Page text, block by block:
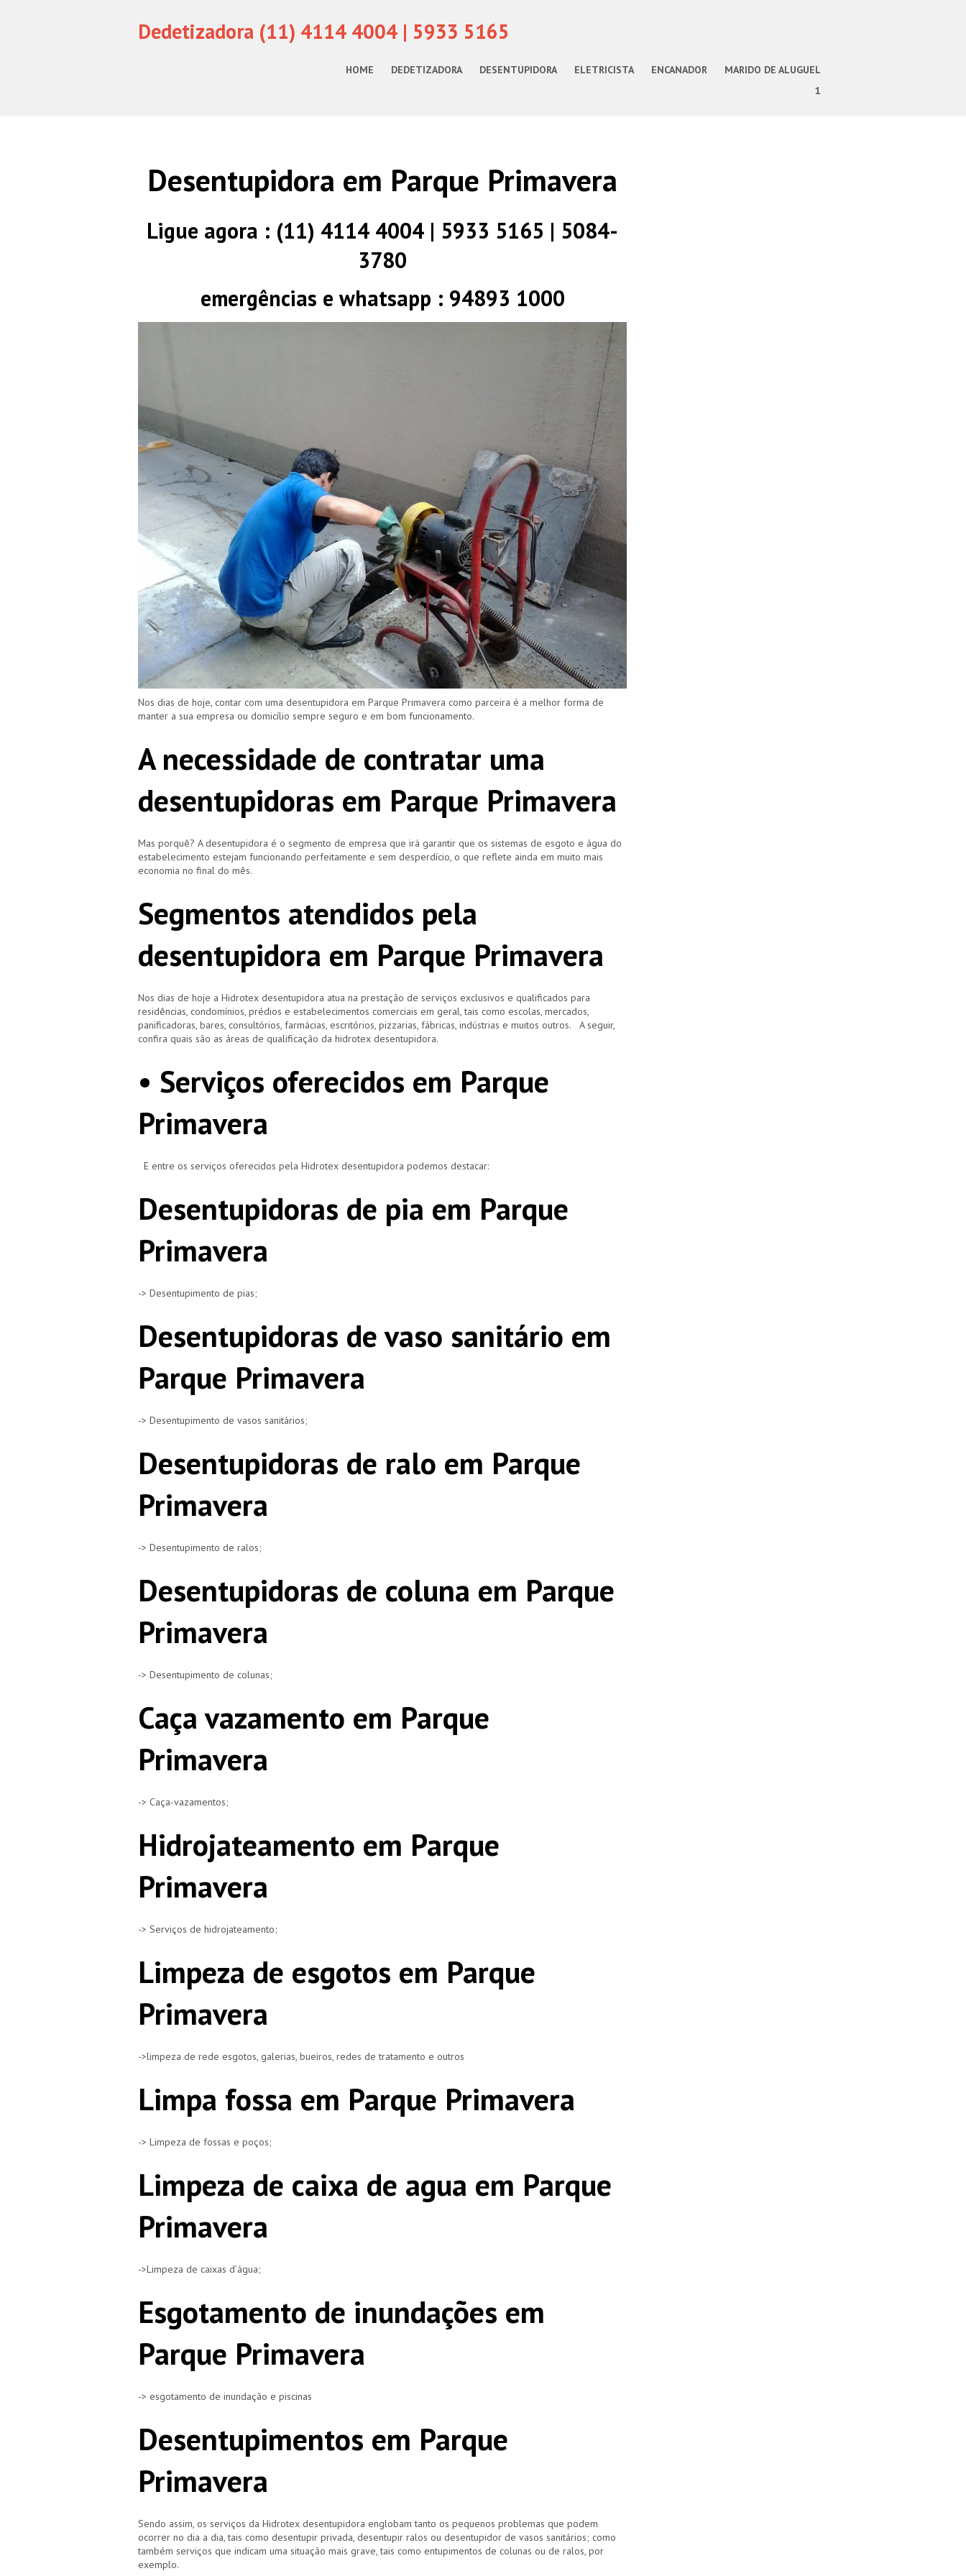
Dedetizadora (11) 4114 4004 | 5933 5165
HOME DEDETIZADORA DESENTUPIDORA ELETRICISTA ENCANADOR
MARIDO DE ALUGUEL
1
Desentupidora em Parque Primavera
Ligue agora : (11) 4114 4004 | 5933 5165 | 5084-
3780
emergências e whatsapp : 94893 1000
Nos dias de hoje, contar com uma desentupidora em Parque Primavera como parceira é a melhor forma de
manter a sua empresa ou domicílio sempre seguro e em bom funcionamento.
A necessidade de contratar uma
desentupidoras em Parque Primavera
Mas porquê? A desentupidora é o segmento de empresa que irá garantir que os sistemas de esgoto e água do
estabelecimento estejam funcionando perfeitamente e sem desperdício, o que reflete ainda em muito mais
economia no final do mês.
Segmentos atendidos pela
desentupidora em Parque Primavera
Nos dias de hoje a Hidrotex desentupidora atua na prestação de serviços exclusivos e qualificados para
residências, condomínios, prédios e estabelecimentos comerciais em geral, tais como escolas, mercados,
panificadoras, bares, consultórios, farmácias, escritórios, pizzarias, fábricas, indústrias e muitos outros. A seguir,
confira quais são as áreas de qualificação da hidrotex desentupidora.
• Serviços oferecidos em Parque
Primavera
E entre os serviços oferecidos pela Hidrotex desentupidora podemos destacar:
Desentupidoras de pia em Parque
Primavera
-> Desentupimento de pias;
Desentupidoras de vaso sanitário em
Parque Primavera
-> Desentupimento de vasos sanitários;
Desentupidoras de ralo em Parque
Primavera
-> Desentupimento de ralos;
Desentupidoras de coluna em Parque
Primavera
-> Desentupimento de colunas;
Caça vazamento em Parque
Primavera
-> Caça-vazamentos;
Hidrojateamento em Parque
Primavera
-> Serviços de hidrojateamento;
Limpeza de esgotos em Parque
Primavera
->limpeza de rede esgotos, galerias, bueiros, redes de tratamento e outros
Limpa fossa em Parque Primavera
-> Limpeza de fossas e poços;
Limpeza de caixa de agua em Parque
Primavera
->Limpeza de caixas d’água;
Esgotamento de inundações em
Parque Primavera
-> esgotamento de inundação e piscinas
Desentupimentos em Parque
Primavera
Sendo assim, os serviços da Hidrotex desentupidora englobam tanto os pequenos problemas que podem
ocorrer no dia a dia, tais como desentupir privada, desentupir ralos ou desentupidor de vasos sanitários; como
também serviços que indicam uma situação mais grave, tais como entupimentos de colunas ou de ralos, por
exemplo.